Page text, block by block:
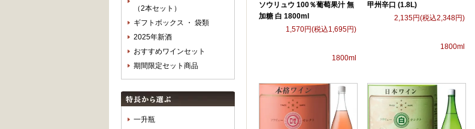
（2本セット）
ギフトボックス ・ 袋類
2025年新酒
おすすめワインセット
期間限定セット商品
一升瓶
ソウリュウ 100％葡萄果汁 無
加糖 白 1800ml
1,570円(税込1,695円)
1800ml
甲州辛口 (1.8L)
2,135円(税込2,348円)
1800ml